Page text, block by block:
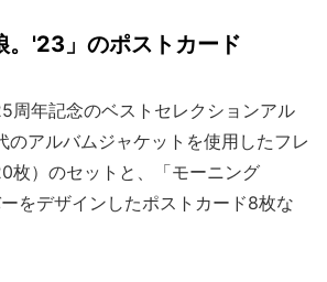
。'23」のポストカード
周年記念のベストセレクションアル
のアルバムジャケットを使用したフレ
枚）のセットと、「モーニング
をデザインしたポストカード8枚な